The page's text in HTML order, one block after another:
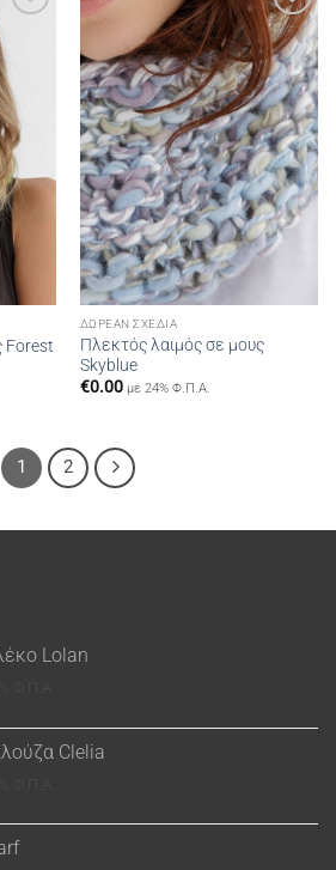
to
Forest
Add to
wishlist
ΔΩΡΕΆΝ ΣΧΈΔΙΑ
Πλεκτός λαιμός σε μους
Skyblue
€0.00 με 24% Φ.Π.Α.
1 2
Lolan
Clelia